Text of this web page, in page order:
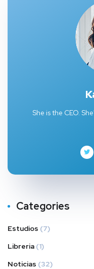
She is the CEO.
Categories
Estudios (7)
Libreria (1)
Noticias (32)